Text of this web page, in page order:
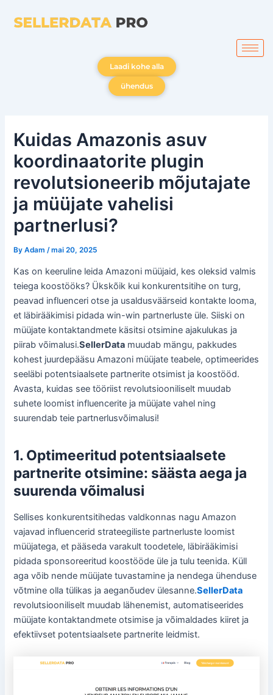
Laadi kohe alla
ühendus
Kuidas Amazonis asuv
koordinaatorite plugin
revolutsioneerib mõjutajate
ja müüjate vahelisi
partnerlusi?
ByAdam /mai 20, 2025
Kas on keeruline leida Amazoni müüjaid, kes oleksid valmis
teiega koostööks? Ükskõik kui konkurentsitihe on turg,
peavad influenceri otse ja usaldusväärseid kontakte looma,
et läbirääkimisi pidada win-win partnerluste üle. Siiski on
müüjate kontaktandmete käsitsi otsimine ajakulukas ja
piirab võimalusi.SellerData muudab mängu, pakkudes
kohest juurdepääsu Amazoni müüjate teabele, optimeerides
seeläbi potentsiaalsete partnerite otsimist ja koostööd.
Avasta, kuidas see tööriist revolutsiooniliselt muudab
suhete loomist influencerite ja müüjate vahel ning
suurendab teie partnerlusvõimalusi!
1. Optimeeritud potentsiaalsete
partnerite otsimine: säästa aega ja
suurenda võimalusi
Sellises konkurentsitihedas valdkonnas nagu Amazon
vajavad influencerid strateegiliste partnerluste loomist
müüjatega, et pääseda varakult toodetele, läbirääkimisi
pidada sponsoreeritud koostööde üle ja tulu teenida. Küll
aga võib nende müüjate tuvastamine ja nendega ühenduse
võtmine olla tülikas ja aeganõudev ülesanne.SellerData
revolutsiooniliselt muudab lähenemist, automatiseerides
müüjate kontaktandmete otsimise ja võimaldades kiiret ja
efektiivset potentsiaalsete partnerite leidmist.